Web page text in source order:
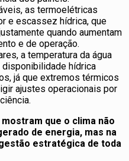
as termoelétricas
e escassez hídrica, que
quando aumentam
e de operação.
a temperatura da água
hídrica
já que extremos térmicos
ajustes operacionais por
que o clima não
de energia, mas na
estratégica de toda